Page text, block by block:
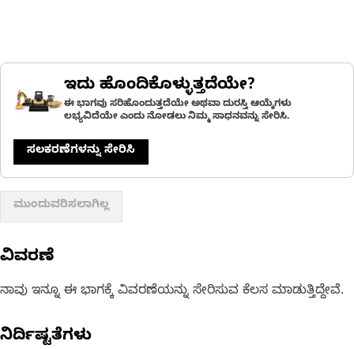
ಇದು ಹೊಂದಿಕೊಳ್ಳುತ್ತದೆಯೇ?
ಈ ಭಾಗವು ಸರಿಹೊಂದುತ್ತದೆಯೇ ಅಥವಾ ದುರಸ್ತಿ ಆಯ್ಕೆಗಳು
ಲಭ್ಯವಿದೆಯೇ ಎಂದು ನೋಡಲು ನಿಮ್ಮ ಸಾಧನವನ್ನು ಸೇರಿಸಿ.
ಸಲಕರಣೆಗಳನ್ನು ಸೇರಿಸಿ
ಮುಂದುವರಿಸಲಾಗಿಲ್ಲ
ವಿವರಣೆ
ನಾವು ಇನ್ನೂ ಈ ಭಾಗಕ್ಕೆ ವಿವರಣೆಯನ್ನು ಸೇರಿಸುವ ಕೆಲಸ ಮಾಡುತ್ತಿದ್ದೇವೆ.
ನಿರ್ದಿಷ್ಟತೆಗಳು